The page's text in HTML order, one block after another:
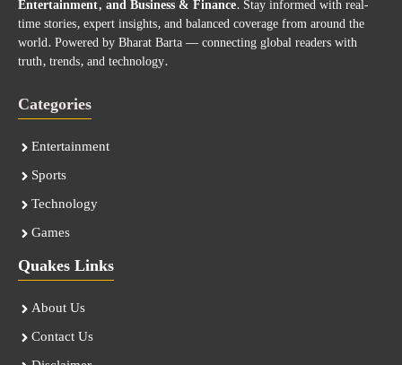
Entertainment, and Business & Finance. Stay informed with real-
time stories, expert insights, and balanced coverage from around the
world. Powered by Bharat Barta — connecting global readers with
truth, trends, and technology.
Categories
Entertainment
Sports
Technology
Games
Quakes Links
About Us
Contact Us